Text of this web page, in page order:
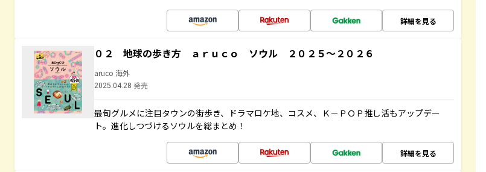
詳細を見る
０２ 地球の歩き方 ａｒｕｃｏ ソウル ２０２５～２０２６
aruco 海外
2025.04.28 発売
最旬グルメに注目タウンの街歩き、ドラマロケ地、コスメ、Ｋ－ＰＯＰ推し活もアップデー
ト。進化しつづけるソウルを総まとめ！
詳細を見る